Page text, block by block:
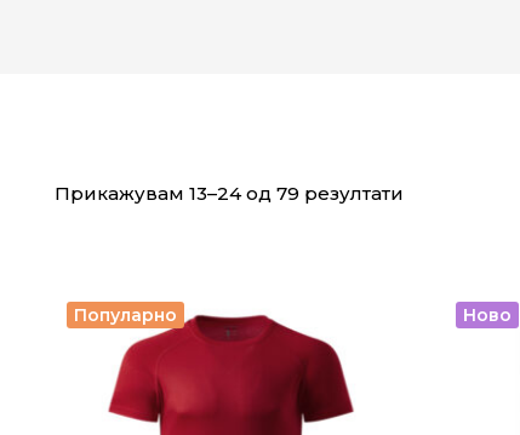
Прикажувам 13–24 од 79 резултати
Популарно Ново